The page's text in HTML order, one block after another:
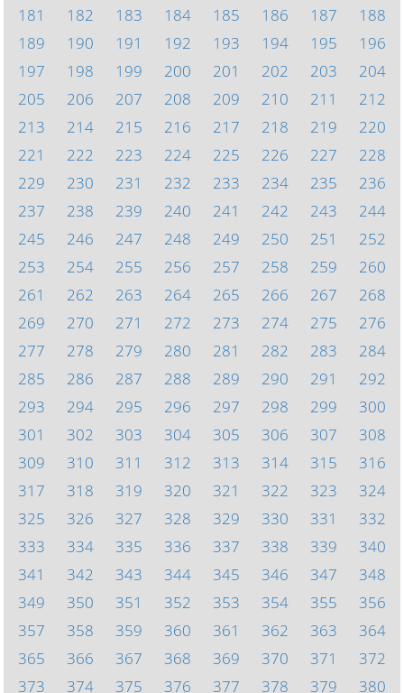
181
182 183 184 185 186 187
188
189
190 191 192 193 194 195
196
197
198 199 200 201 202 203
204
205
206 207 208 209 210 211
212
213
214 215 216 217 218 219
220
221
222 223 224 225 226 227
228
229
230 231 232 233 234 235
236
237
238 239 240 241 242 243
244
245
246 247 248 249 250 251
252
253
254 255 256 257 258 259
260
261
262 263 264 265 266 267
268
269
270 271 272 273 274 275
276
277
278 279 280 281 282 283
284
285
286 287 288 289 290 291
292
293
294 295 296 297 298 299
300
301
302 303 304 305 306 307
308
309
310 311 312 313 314 315
316
317
318 319 320 321 322 323
324
325
326 327 328 329 330 331
332
333
334 335 336 337 338 339
340
341
342 343 344 345 346 347
348
349
350 351 352 353 354 355
356
357
358 359 360 361 362 363
364
365
366 367 368 369 370 371
372
373
374 375 376 377 378 379 380